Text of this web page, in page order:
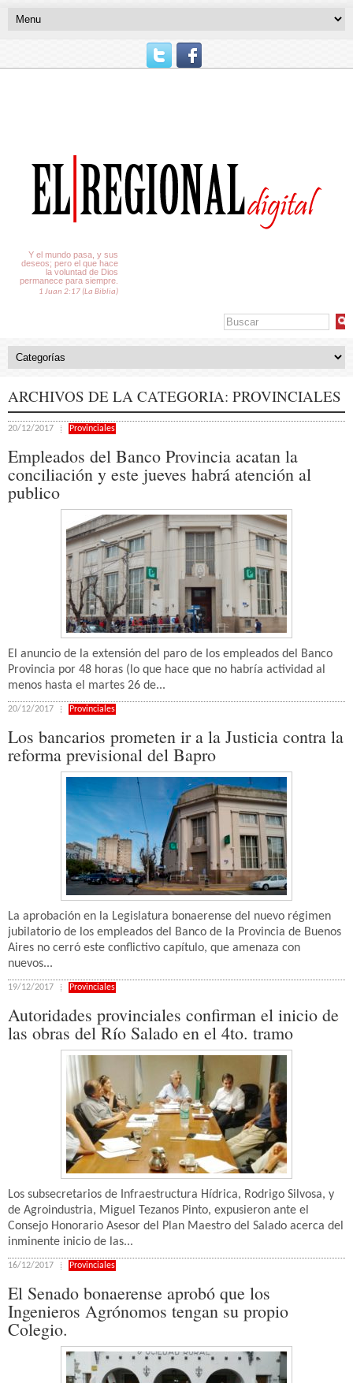
Y el mundo pasa, y sus
deseos; pero el que hace
la voluntad de Dios
permanece para siempre.
1 Juan 2:17 (La Biblia)
ARCHIVOS DE LA CATEGORIA: PROVINCIALES
20/12/2017 Provinciales
Empleados del Banco Provincia acatan la
conciliación y este jueves habrá atención al
publico
El anuncio de la extensión del paro de los empleados del Banco
Provincia por 48 horas (lo que hace que no habría actividad al
menos hasta el martes 26 de...
20/12/2017 Provinciales
Los bancarios prometen ir a la Justicia contra la
reforma previsional del Bapro
La aprobación en la Legislatura bonaerense del nuevo régimen
jubilatorio de los empleados del Banco de la Provincia de Buenos
Aires no cerró este conflictivo capítulo, que amenaza con
nuevos...
19/12/2017 Provinciales
Autoridades provinciales confirman el inicio de
las obras del Río Salado en el 4to. tramo
Los subsecretarios de Infraestructura Hídrica, Rodrigo Silvosa, y
de Agroindustria, Miguel Tezanos Pinto, expusieron ante el
Consejo Honorario Asesor del Plan Maestro del Salado acerca del
inminente inicio de las...
16/12/2017 Provinciales
El Senado bonaerense aprobó que los
Ingenieros Agrónomos tengan su propio
Colegio.